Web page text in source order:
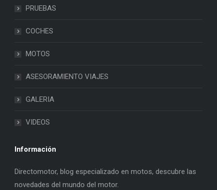
PRUEBAS
COCHES
MOTOS
ASESORAMIENTO VIAJES
GALERIA
VIDEOS
Información
Directomotor, blog especializado en motos, descubre las
novedades del mundo del motor.